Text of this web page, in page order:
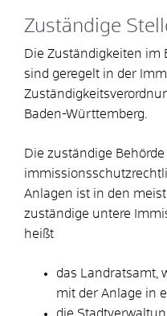
Zuständige
Die Zuständigkeiten im
sind geregelt in der
Baden-Württemberg.
Die zuständige
Anlagen ist in den
zuständige untere
heißt
das Landratsamt,
mit der Anlage in
die